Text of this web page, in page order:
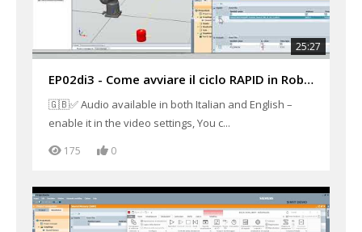
25:27
EP02di3 - Come avviare il ciclo RAPID in RobotStudio con SIMIT Shared Memory in PROFINET
🇬🇧✅ Audio available in both Italian and English –
enable it in the video settings, You c...
175 0